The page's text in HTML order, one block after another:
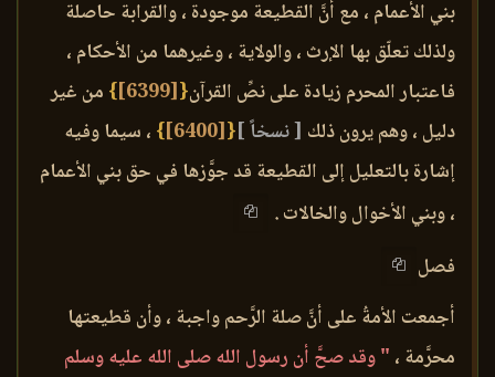
بني الأعمام ، مع أنَّ القطيعة موجودة ، والقرابة حاصلة
ولذلك تعلّق بها الإرث ، والولاية ، وغيرهما من الأحكام ،
فاعتبار المحرم زيادة على نصِّ القرآن{
[6399]
} من غير
دليل ، وهم يرون ذلك [ نسخاً ]{
[6400]
} ، سيما وفيه
إشارة بالتعليل إلى القطيعة قد جوَّزها في حق بني الأعمام
، وبني الأخوال والخالات .
فصل
أجمعت الأمةُ على أنَّ صلة الرَّحم واجبة ، وأن قطيعتها
محرَّمة ، " وقد صحَّ أن رسول الله صلى الله عليه وسلم